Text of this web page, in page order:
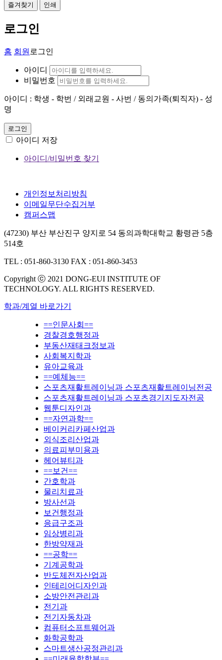
즐겨찾기 인쇄
로그인
홈 회원 로그인
아이디
비밀번호
아이디 : 학생 - 학번 / 외래교원 - 사번 / 동의가족(퇴직자) - 성
명
로그인
아이디 저장
아이디/비밀번호 찾기
개인정보처리방침
이메일무단수집거부
캠퍼스맵
(47230) 부산 부산진구 양지로 54 동의과학대학교 황령관 5층
514호
TEL : 051-860-3130 FAX : 051-860-3453
Copyright ⓒ 2021 DONG-EUI INSTITUTE OF
TECHNOLOGY. ALL RIGHTS RESERVED.
학과/계열 바로가기
==인문사회==
경찰경호행정과
부동산재태크정보과
사회복지학과
유아교육과
==예체능==
스포츠재활트레이닝과 스포츠재활트레이닝전공
스포츠재활트레이닝과 스포츠경기지도자전공
웹툰디자인과
==자연과학==
베이커리카페산업과
외식조리산업과
의료피부미용과
헤어뷰티과
==보건==
간호학과
물리치료과
방사선과
보건행정과
응급구조과
임상병리과
한방약재과
==공학==
기계공학과
반도체전자산업과
인테리어디자인과
소방안전관리과
전기과
전기자동차과
컴퓨터소프트웨어과
화학공학과
스마트생산공정관리과